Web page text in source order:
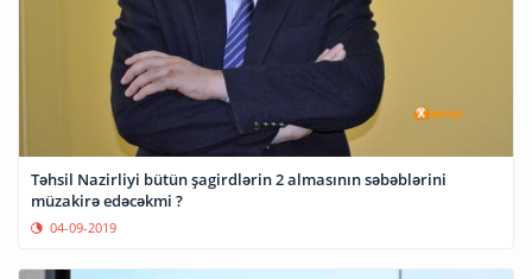
Təhsil Nazirliyi bütün şagirdlərin 2 almasının səbəblərini
müzakirə edəcəkmi ?
04-09-2019